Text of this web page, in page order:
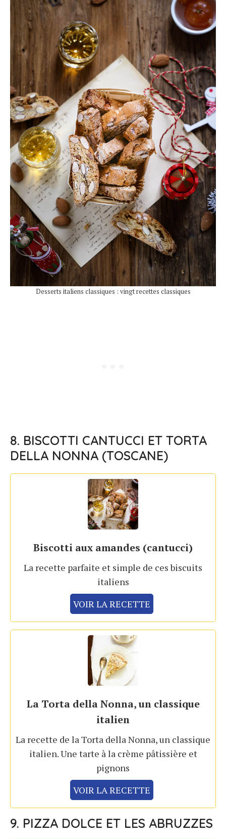
Desserts italiens classiques : vingt recettes classiques
8. BISCOTTI CANTUCCI ET TORTA
DELLA NONNA (TOSCANE)
Biscotti aux amandes (cantucci)
La recette parfaite et simple de ces biscuits
italiens
VOIR LA RECETTE
La Torta della Nonna, un classique
italien
La recette de la Torta della Nonna, un classique
italien. Une tarte à la crème pâtissière et
pignons
VOIR LA RECETTE
9. PIZZA DOLCE ET LES ABRUZZES